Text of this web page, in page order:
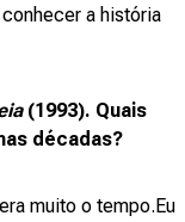
a história
(1993). Quais
décadas?
muito o tempo.Eu